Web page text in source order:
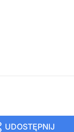
UDOSTĘPNIJ